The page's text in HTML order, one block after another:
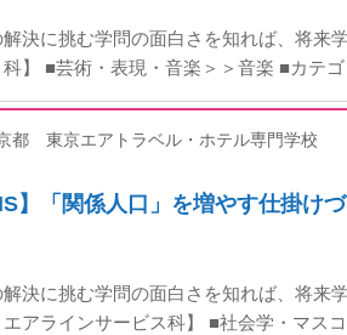
決に挑む学問の面白さを知れば、将来
科】 ■芸術・表現・音楽＞＞音楽 ■カテ
都 東京エアトラベル・ホテル専門学校
】「関係人口」を増やす仕掛け
決に挑む学問の面白さを知れば、将来
アラインサービス科】 ■社会学・マス